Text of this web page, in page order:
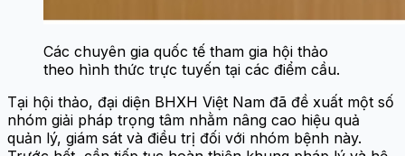
Các chuyên gia quốc tế tham gia hội thảo
theo hình thức trực tuyến tại các điểm cầu.
Tại hội thảo, đại diện BHXH Việt Nam đã đề xuất một số
nhóm giải pháp trọng tâm nhằm nâng cao hiệu quả
quản lý, giám sát và điều trị đối với nhóm bệnh này.